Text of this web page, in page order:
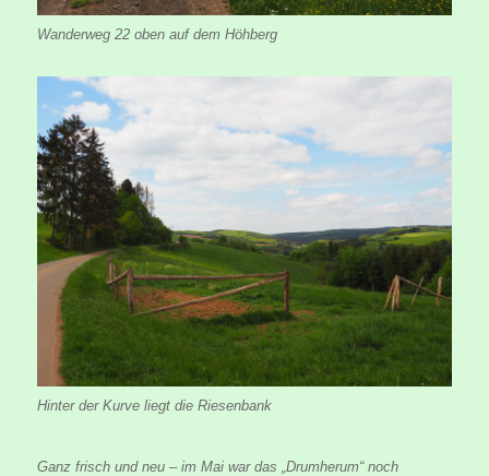
Wanderweg 22 oben auf dem Höhberg
Hinter der Kurve liegt die Riesenbank
Ganz frisch und neu – im Mai war das „Drumherum“ noch